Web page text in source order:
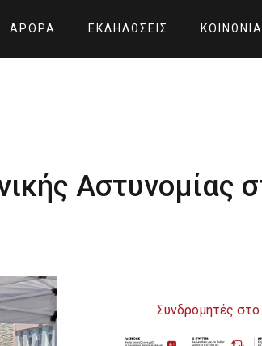
ΆΡΘΡΑ ΕΚΔΗΛΏΣΕΙΣ ΚΟΙΝΩΝΊΑ
Αστυνομίας
Συνδρομητές